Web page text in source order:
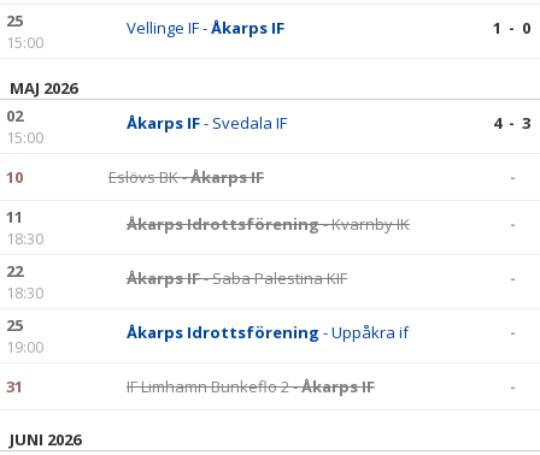
25
15:00
Vellinge IF -Åkarps IF 1 - 0
MAJ 2026
02
15:00
Åkarps IF- Svedala IF 4 - 3
10 Eslövs BK -Åkarps IF
-
11
18:30
Åkarps Idrottsförening- Kvarnby IK -
22
18:30
Åkarps IF- Saba Palestina KIF -
25
19:00
Åkarps Idrottsförening - Uppåkra if -
31 IF Limhamn Bunkeflo 2 -Åkarps IF -
JUNI 2026